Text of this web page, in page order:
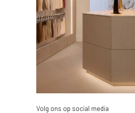
Volg ons op social media